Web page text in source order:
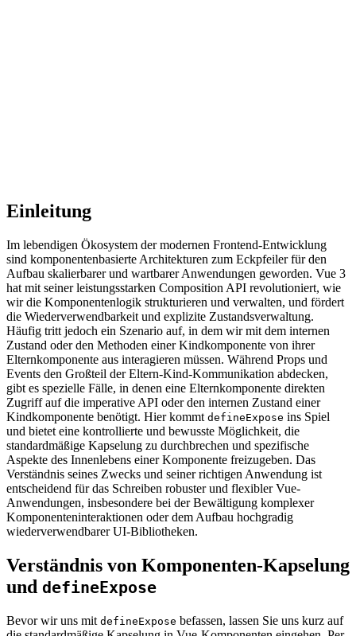
Einleitung
Im lebendigen Ökosystem der modernen Frontend-Entwicklung
sind komponentenbasierte Architekturen zum Eckpfeiler für den
Aufbau skalierbarer und wartbarer Anwendungen geworden. Vue 3
hat mit seiner leistungsstarken Composition API revolutioniert, wie
wir die Komponentenlogik strukturieren und verwalten, und fördert
die Wiederverwendbarkeit und explizite Zustandsverwaltung.
Häufig tritt jedoch ein Szenario auf, in dem wir mit dem internen
Zustand oder den Methoden einer Kindkomponente von ihrer
Elternkomponente aus interagieren müssen. Während Props und
Events den Großteil der Eltern-Kind-Kommunikation abdecken,
gibt es spezielle Fälle, in denen eine Elternkomponente direkten
Zugriff auf die imperative API oder den internen Zustand einer
Kindkomponente benötigt. Hier kommt defineExpose ins Spiel
und bietet eine kontrollierte und bewusste Möglichkeit, die
standardmäßige Kapselung zu durchbrechen und spezifische
Aspekte des Innenlebens einer Komponente freizugeben. Das
Verständnis seines Zwecks und seiner richtigen Anwendung ist
entscheidend für das Schreiben robuster und flexibler Vue-
Anwendungen, insbesondere bei der Bewältigung komplexer
Komponenteninteraktionen oder dem Aufbau hochgradig
wiederverwendbarer UI-Bibliotheken.
Verständnis von Komponenten-Kapselung
und defineExpose
Bevor wir uns mit defineExpose befassen, lassen Sie uns kurz auf